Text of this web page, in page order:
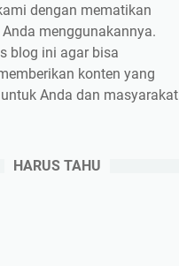
dengan mematikan
menggunakannya.
blog ini agar bisa
konten yang
Anda dan masyarakat
HARUS TAHU